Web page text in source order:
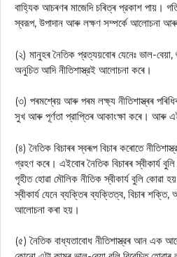
বাহ্যিক আচৰণৰ মাজেদি চৰিত্ৰ প্রকাশ পায়।
স্বরূপ, উপাদান আৰু লক্ষণ সম্পর্কে আলোচনা
(২) মানুহৰ নৈতিক প্রত্যয়বোৰ যেনেঃ ভাল-
অনুচিত আদি নীতিশাস্ত্রই আলোচনা কৰে।
(৩) পৰমশ্ৰেয় আৰু পৰম লক্ষ্য নীতিশাস্ত্ৰৰ
সুখ আৰু পূর্ণতা প্রাপ্তিৰ আকাংক্ষা কৰে। আৰু
(৪) নৈতিক বিচাৰৰ স্বৰূপ বিচাৰ কৰোতে
গ্রহণ কৰে। এইবোৰ নৈতিক বিচাৰৰ স্বীকার্য
গৃহীত হোৱা মৌলিক নীতিক স্বীকার্য বুলি কোৱা
স্বীকার্য যেনে ব্যক্তিৰ ব্যক্তিত্ব, বিচাৰ
আলোচনা কৰা হয়।
(৫) নৈতিক বাধ্যতাবোধ নীতিশাস্ত্রৰ আন এক